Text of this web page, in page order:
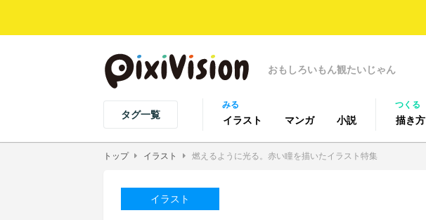
おもしろいもん観たいじゃん
タグ一覧
みる
イラスト マンガ 小説
つくる
描き方
トップ イラスト 燃えるように光る。赤い瞳を描いたイラスト特集
イラスト